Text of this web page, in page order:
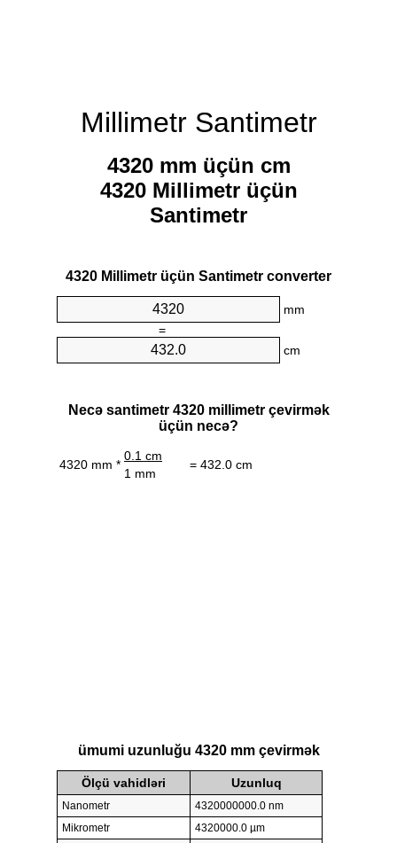
Millimetr Santimetr
4320 mm üçün cm
4320 Millimetr üçün
Santimetr
4320 Millimetr üçün Santimetr converter
mm
=
cm
Necə santimetr 4320 millimetr çevirmək
üçün necə?
4320 mm *
0.1 cm
= 432.0 cm
1 mm
ümumi uzunluğu 4320 mm çevirmək
Ölçü vahidləri Uzunluq
Nanometr
4320000000.0 nm
Mikrometr
4320000.0 µm